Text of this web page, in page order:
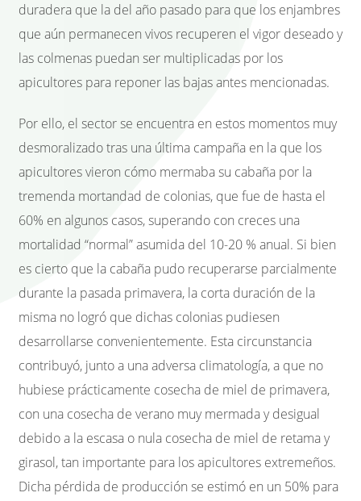
duradera que la del año pasado para que los enjambres
que aún permanecen vivos recuperen el vigor deseado y
las colmenas puedan ser multiplicadas por los
apicultores para reponer las bajas antes mencionadas.
Por ello, el sector se encuentra en estos momentos muy
desmoralizado tras una última campaña en la que los
apicultores vieron cómo mermaba su cabaña por la
tremenda mortandad de colonias, que fue de hasta el
60% en algunos casos, superando con creces una
mortalidad “normal” asumida del 10-20 % anual. Si bien
es cierto que la cabaña pudo recuperarse parcialmente
durante la pasada primavera, la corta duración de la
misma no logró que dichas colonias pudiesen
desarrollarse convenientemente. Esta circunstancia
contribuyó, junto a una adversa climatología, a que no
hubiese prácticamente cosecha de miel de primavera,
con una cosecha de verano muy mermada y desigual
debido a la escasa o nula cosecha de miel de retama y
girasol, tan importante para los apicultores extremeños.
Dicha pérdida de producción se estimó en un 50% para